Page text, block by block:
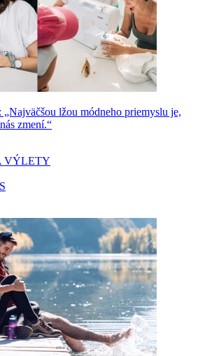
lžou módneho priemyslu je,
zmení.“
VÝLETY